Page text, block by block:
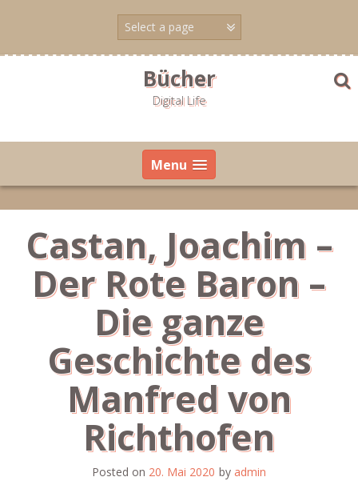
Bücher
Digital Life
Menu
Castan, Joachim –
Der Rote Baron –
Die ganze
Geschichte des
Manfred von
Richthofen
Posted on 20. Mai 2020 by admin